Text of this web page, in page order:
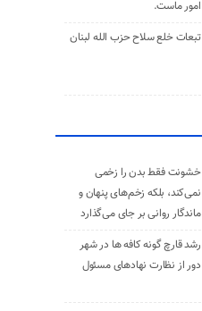
امور ماست.
تبعات خلع سلاح حزب الله لبنان
خشونت فقط بدن را زخمی
نمی‌کند، بلکه زخم‌های پنهان و
ماندگار روانی بر جای می‌گذارد
رشد قارچ گونه کافه ها در شهر
دور از نظارت نهادهای مسئول